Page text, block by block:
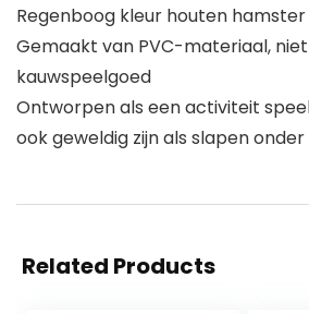
Regenboog kleur houten
Gemaakt van PVC-materiaal,
kauwspeelgoed
Ontworpen als een activiteit
ook geweldig zijn als slapen
Related Products